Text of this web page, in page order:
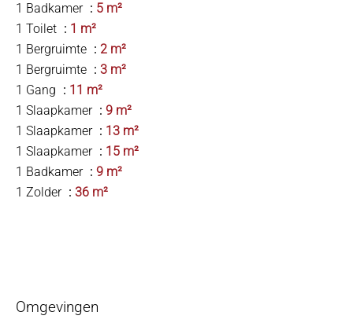
1 Badkamer
5 m²
1 Toilet
1 m²
1 Bergruimte
2 m²
1 Bergruimte
3 m²
1 Gang
11 m²
1 Slaapkamer
9 m²
1 Slaapkamer
13 m²
1 Slaapkamer
15 m²
1 Badkamer
9 m²
1 Zolder
36 m²
Omgevingen